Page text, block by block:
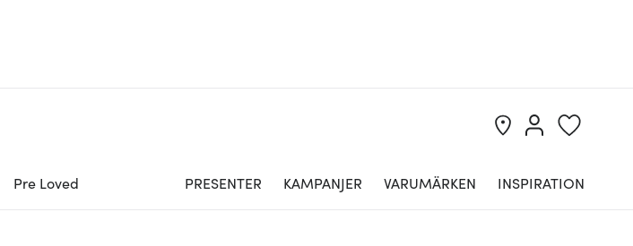
Pre Loved PRESENTER KAMPANJER VARUMÄRKEN INSPIRATION